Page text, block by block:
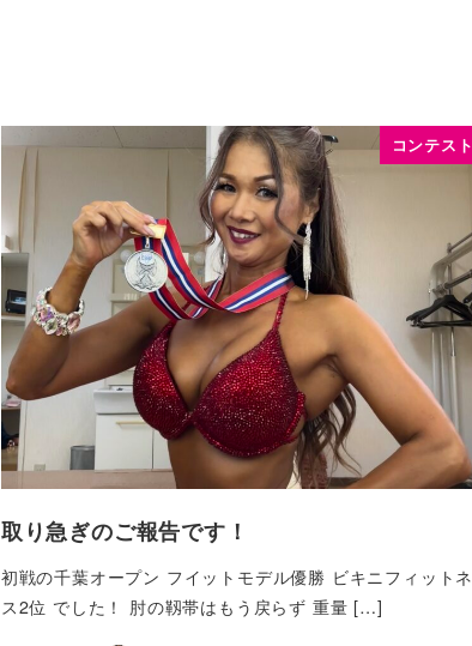
コンテスト
取り急ぎのご報告です！
初戦の千葉オープン フイットモデル優勝 ビキニフィットネ
ス2位 でした！ 肘の靱帯はもう戻らず 重量 […]